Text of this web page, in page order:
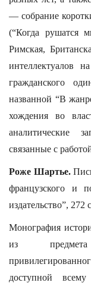
— собрание
(“Когда рушатся
Римская,
интеллектуалов
гражданского
названной “В
хождения во
аналитические
связанные с
Роже Шартье.
французского и
издательство”, 272
Монография
из
доступной